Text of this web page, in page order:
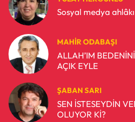
Sosyal medya ahlâkı
MAHIR ODABAŞI
ALLAH’IM
AÇIK EYLE
ŞABAN SARI
SEN İSTESEYDİN
OLUYOR Kİ?